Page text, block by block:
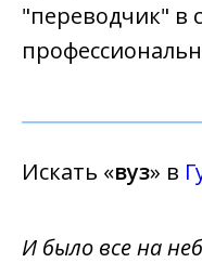
"переводчик" в
Искать «вуз» в
И было все на